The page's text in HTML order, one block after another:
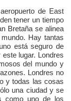
de East
tener un tiempo
Bretaña se alinea
Hay tantas
está seguro de
lugar. Londres
del mundo y
Londres no
y todas las cosas
una ciudad y se
como uno de los